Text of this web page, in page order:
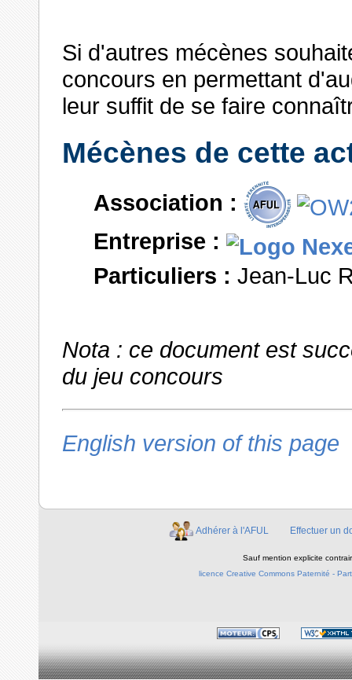
Si d'autres mécènes
concours en permettant
leur suffit de se faire
Mécènes de cette
Association :
Entreprise :
Particuliers : Jean-Luc
Nota : ce document est
du jeu concours
English version of this page
Adhérer à l'AFUL Effectuer un
Sauf mention explicite
licence Creative Commons Paternité -